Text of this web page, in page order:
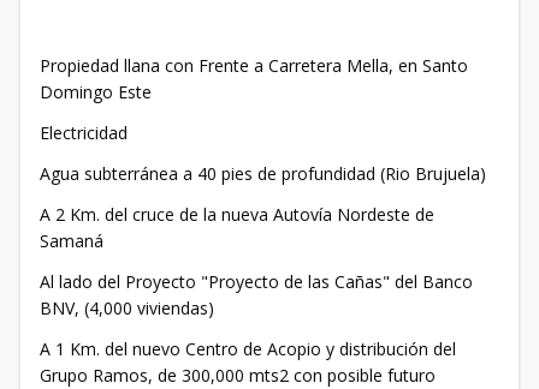
Propiedad llana con Frente a Carretera Mella, en Santo
Domingo Este
Electricidad
Agua subterránea a 40 pies de profundidad (Rio Brujuela)
A 2 Km. del cruce de la nueva Autovía Nordeste de
Samaná
Al lado del Proyecto "Proyecto de las Cañas" del Banco
BNV, (4,000 viviendas)
A 1 Km. del nuevo Centro de Acopio y distribución del
Grupo Ramos, de 300,000 mts2 con posible futuro